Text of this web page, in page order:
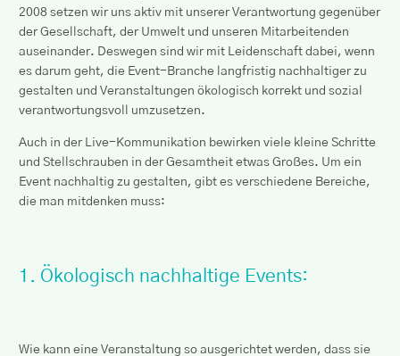
2008 setzen wir uns aktiv mit unserer Verantwortung gegenüber
der Gesellschaft, der Umwelt und unseren Mitarbeitenden
auseinander. Deswegen sind wir mit Leidenschaft dabei, wenn
es darum geht, die Event-Branche langfristig nachhaltiger zu
gestalten und Veranstaltungen ökologisch korrekt und sozial
verantwortungsvoll umzusetzen.
Auch in der Live-Kommunikation bewirken viele kleine Schritte
und Stellschrauben in der Gesamtheit etwas Großes. Um ein
Event nachhaltig zu gestalten, gibt es verschiedene Bereiche,
die man mitdenken muss:
1. Ökologisch nachhaltige Events:
Wie kann eine Veranstaltung so ausgerichtet werden, dass sie